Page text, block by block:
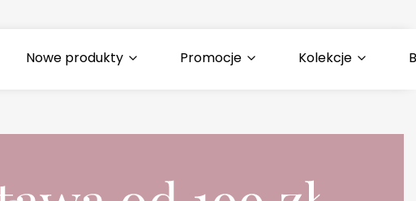
Nowe produkty Promocje Kolekcje